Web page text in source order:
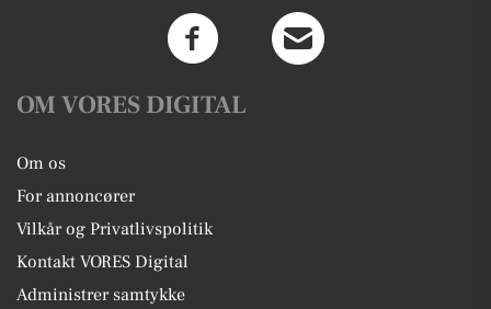
OM VORES DIGITAL
Om os
For annoncører
Vilkår og Privatlivspolitik
Kontakt VORES Digital
Administrer samtykke